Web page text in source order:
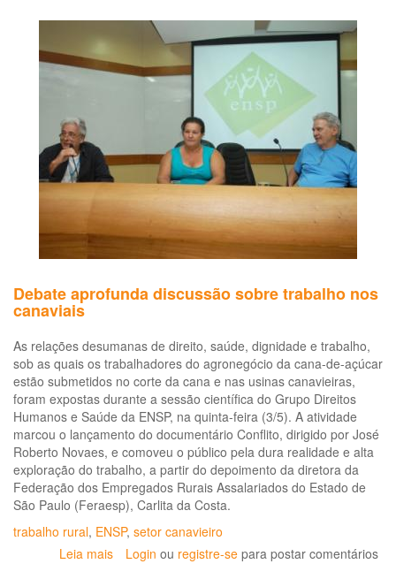
Debate aprofunda discussão sobre trabalho nos
canaviais
As relações desumanas de direito, saúde, dignidade e trabalho,
sob as quais os trabalhadores do agronegócio da cana-de-açúcar
estão submetidos no corte da cana e nas usinas canavieiras,
foram expostas durante a sessão científica do Grupo Direitos
Humanos e Saúde da ENSP, na quinta-feira (3/5). A atividade
marcou o lançamento do documentário Conflito, dirigido por José
Roberto Novaes, e comoveu o público pela dura realidade e alta
exploração do trabalho, a partir do depoimento da diretora da
Federação dos Empregados Rurais Assalariados do Estado de
São Paulo (Feraesp), Carlita da Costa.
trabalho rural, ENSP, setor canavieiro
Leia mais sobre
Login ou registre-se para postar comentários